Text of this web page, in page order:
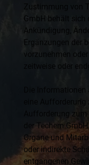
Zustimmung von
GmbH behält sich
Ankündigung,
Ergänzungen der
vorzunehmen
zeitweise oder
Die
eine
Aufforderung
der Techem
Organe und
oder indirekte
entgangenen